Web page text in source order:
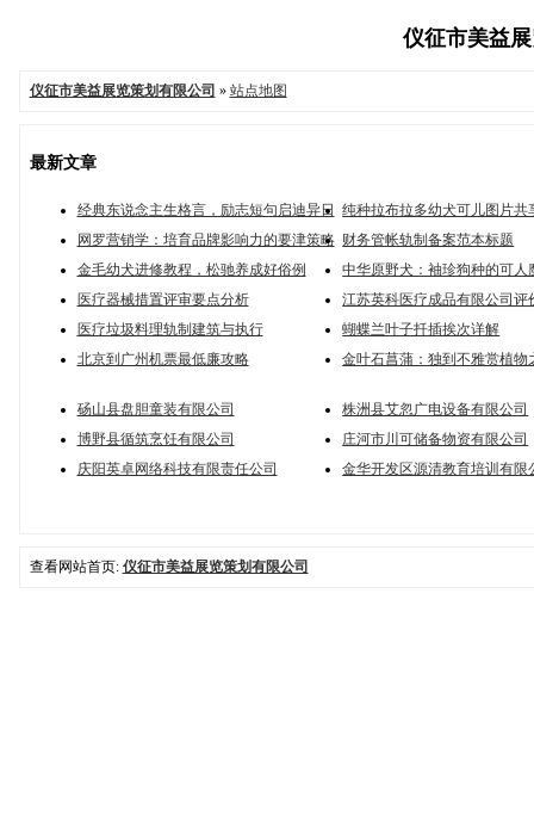
仪征市美益
仪征市美益展览策划有限公司 » 站点地图
最新文章
经典东说念主生格言，励志短句启迪异日
纯种拉布拉多幼犬可儿图片共
网罗营销学：培育品牌影响力的要津策略 财务管帐轨制备案范本标题
金毛幼犬进修教程，松驰养成好俗例
中华原野犬：袖珍狗种的可人
医疗器械措置评审要点分析
江苏英科医疗成品有限公司评
医疗垃圾料理轨制建筑与执行
蝴蝶兰叶子扦插挨次详解
北京到广州机票最低廉攻略
金叶石菖蒲：独到不雅赏植物
砀山县盘胆童装有限公司
株洲县艾忽广电设备有限公司
博野县循筑烹饪有限公司
庄河市川可储备物资有限公司
庆阳英卓网络科技有限责任公司
金华开发区源清教育培训有限
查看网站首页: 仪征市美益展览策划有限公司